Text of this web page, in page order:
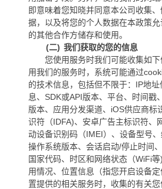
即意味着您知晓并同意本公司收集
据，以及将您的个人数据在本政策
的其他合作方储存和使用。
(二) 我们获取的您的信息
您使用服务时我们可能收集如
用我们的服务时，系统可能通过
的技术信息，包括但不限于： IP地址
息、 SDK或API版本、平台、时间戳
版本、应用分发渠道、 iOS供应商标
识符（IDFA)、安卓广告主标识符、
动设备识别码（IMEI）、设备型号
操作系统版本、会话启动/停止时间
国家代码、时区和网络状态（WiFi等)
用情况、位置信息（指您开启设备
置提供的相关服务时，收集的有关您